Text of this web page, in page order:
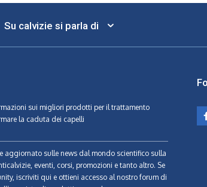
Su calvizie si parla di
sui migliori prodotti per il trattamento
la caduta dei capelli
aggiornato sulle news dal mondo scientifico sulla
eventi, corsi, promozioni e tanto altro. Se
iscriviti qui e ottieni accesso al nostro forum di